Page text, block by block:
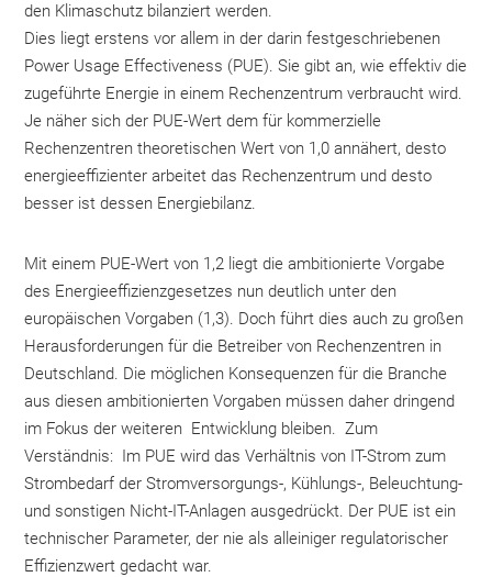
den Klimaschutz bilanziert werden.
Dies liegt erstens vor allem in der darin festgeschriebenen
Power Usage Effectiveness (PUE). Sie gibt an, wie effektiv die
zugeführte Energie in einem Rechenzentrum verbraucht wird.
Je näher sich der PUE-Wert dem für kommerzielle
Rechenzentren theoretischen Wert von 1,0 annähert, desto
energieeffizienter arbeitet das Rechenzentrum und desto
besser ist dessen Energiebilanz.
Mit einem PUE-Wert von 1,2 liegt die ambitionierte Vorgabe
des Energieeffizienzgesetzes nun deutlich unter den
europäischen Vorgaben (1,3). Dochführt dies auch zu großen
Herausforderungen für die Betreiber von Rechenzentren in
Deutschland. Die möglichen Konsequenzen für die Branche
aus diesen ambitionierten Vorgaben müssen daher dringend
im Fokus der weiteren Entwicklung bleiben. Zum
Verständnis: Im PUE wird das Verhältnis von IT-Strom zum
Strombedarf der Stromversorgungs-, Kühlungs-, Beleuchtung-
und sonstigen Nicht-IT-Anlagen ausgedrückt. Der PUE ist ein
technischer Parameter, der nie als alleiniger regulatorischer
Effizienzwert gedacht war.